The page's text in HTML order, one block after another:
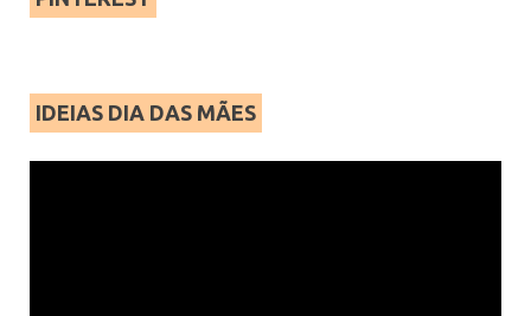
IDEIAS DIA DAS MÃES